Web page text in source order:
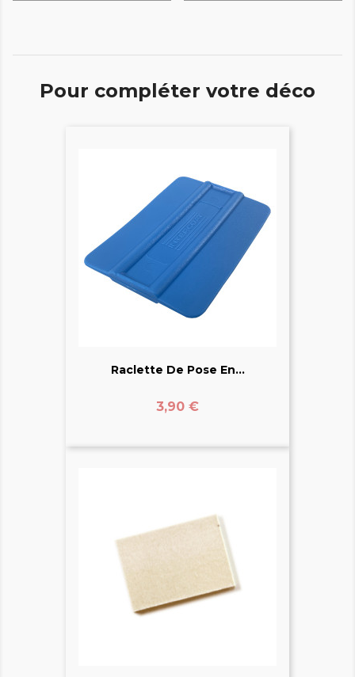
Pour compléter votre déco
Raclette De Pose En...
Prix
3,90 €